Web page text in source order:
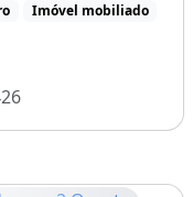
Imóvel mobiliado